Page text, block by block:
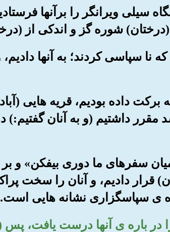
سیلی ویرانگر را برآنها
شوره گز و اندکی از
که نا سپاسی کردند؛ به آنها
که برکت داده بودیم، قریه هایی
مقرر داشتیم (و به آنان گفتیم:)
میان سفرهای ما دوری بیفکن» و
قرار دادیم، و آنان را سخت
ی سپاسگزاری نشانه هایی است.
را در باره ی آنها درست یافت،